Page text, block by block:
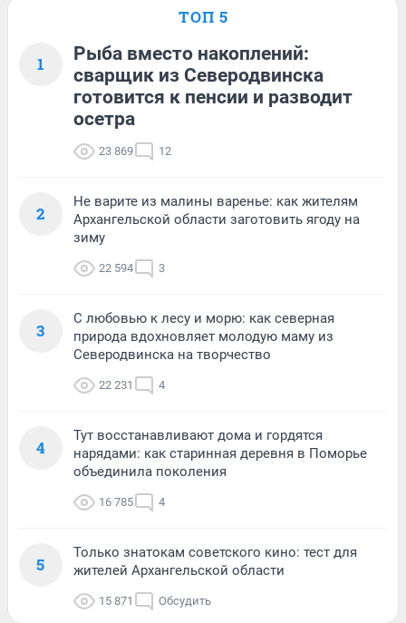
ТОП 5
1
Рыба вместо накоплений:
сварщик из Северодвинска
готовится к пенсии и разводит
осетра
23 869 12
2
Не варите из малины варенье: как жителям
Архангельской области заготовить ягоду на
зиму
22 594 3
3
С любовью к лесу и морю: как северная
природа вдохновляет молодую маму из
Северодвинска на творчество
22 231 4
4
Тут восстанавливают дома и гордятся
нарядами: как старинная деревня в Поморье
объединила поколения
16 785 4
5
Только знатокам советского кино: тест для
жителей Архангельской области
15 871 Обсудить